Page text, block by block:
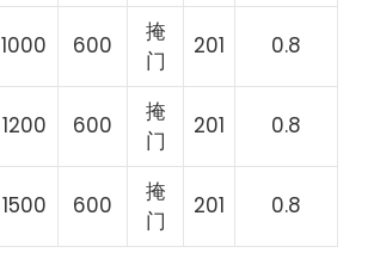
1000 600
掩
门
201 0.8
1200 600
掩
门
201 0.8
1500 600
掩
门
201 0.8